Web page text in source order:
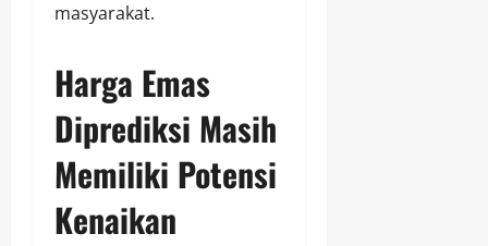
masyarakat.
Harga Emas
Diprediksi Masih
Memiliki Potensi
Kenaikan